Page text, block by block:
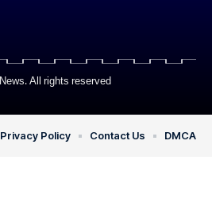
All rights reserved
Privacy Policy Contact Us DMCA